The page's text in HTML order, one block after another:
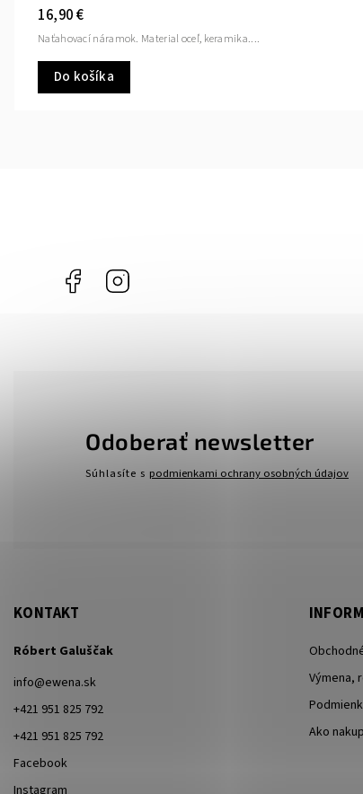
16,90 €
Do košíka
Naťahovací náramok. Material oceľ, keramika....
Facebook
Odoberať newsletter
Súhlasíte s podmienkami ochrany osobných údajov
KONTAKT
Róbert Galuščak
info@ewena.sk
+421 951 825 792
+421 951 825 792
Facebook
Instagram
Výmena,
Ako